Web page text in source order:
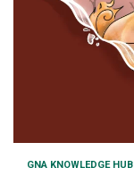
GNA KNOWLEDGE HUB